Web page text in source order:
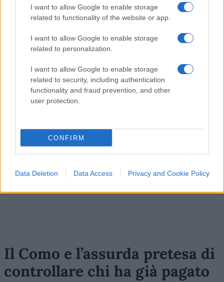
I want to allow Google to enable storage
related to functionality of the website or app.
I want to allow Google to enable storage
related to personalization.
I want to allow Google to enable storage
related to security, including authentication
functionality and fraud prevention, and other
user protection.
CONFIRM
Data Deletion Data Access Privacy and Cookie Policy
Pagina PAGINA
Leggi i commenti
Vignetta del 04/08/2026
Vai all'archivio delle vignette
Il Como e l’assurda pretesa di
controllare chi ha già pagato